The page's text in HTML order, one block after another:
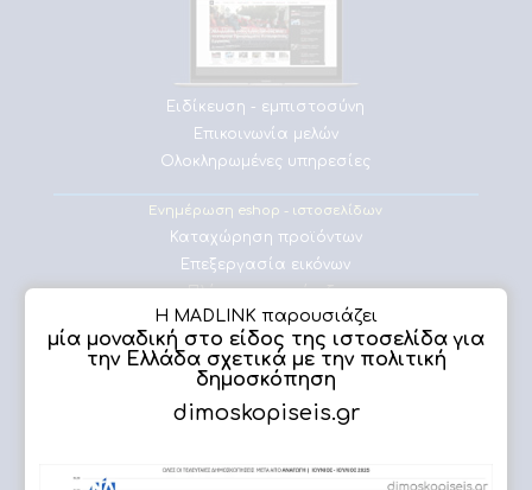
Ειδίκευση - εμπιστοσύνη
Επικοινωνία μελών
Ολοκληρωμένες υπηρεσίες
Ενημέρωση eshop - ιστοσελίδων
Καταχώρηση προϊόντων
Επεξεργασία εικόνων
Πλήρης υποστήριξη
Εργασίες μας
Η MADLINK παρουσιάζει
μία μοναδική στο είδος της ιστοσελίδα για
την Ελλάδα σχετικά με την πολιτική
δημοσκόπηση
dimoskopiseis.gr